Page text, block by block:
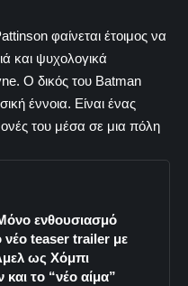
φαίνεται έτοιμος να
και ψυχολογικά
Ο δικός του Batman
έννοια. Είναι ένας
του μέσα σε μια πόλη
ενθουσιασμό
νέο teaser trailer με
ως Χόμπι
το “νέο αίμα”